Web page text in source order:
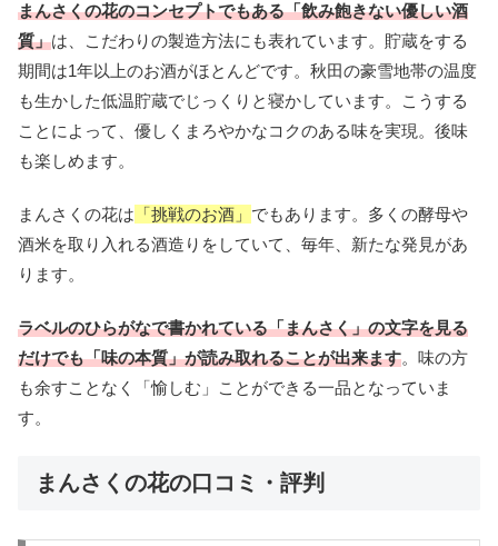
まんさくの花のコンセプトでもある「飲み飽きない優しい酒
質」は、こだわりの製造方法にも表れています。貯蔵をする
期間は1年以上のお酒がほとんどです。秋田の豪雪地帯の温度
も生かした低温貯蔵でじっくりと寝かしています。こうする
ことによって、優しくまろやかなコクのある味を実現。後味
も楽しめます。
まんさくの花は 「挑戦のお酒」 でもあります。多くの酵母や
酒米を取り入れる酒造りをしていて、毎年、新たな発見があ
ります。
ラベルのひらがなで書かれている「まんさく」の文字を見る
だけでも「味の本質」が読み取れることが出来ます。味の方
も余すことなく「愉しむ」ことができる一品となっていま
す。
まんさくの花の口コミ・評判